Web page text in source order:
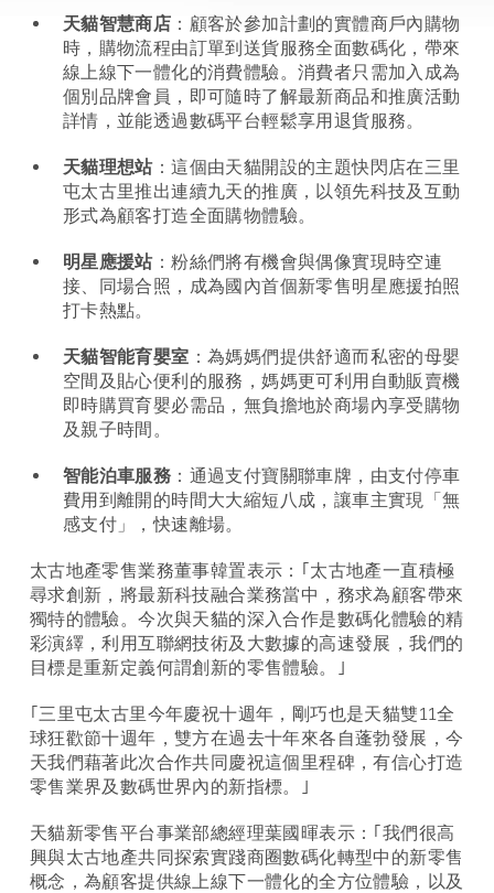
天貓智慧商店 ：顧客於參加計劃的實體商戶內購物
時，購物流程由訂單到送貨服務全面數碼化，帶來
線上線下一體化的消費體驗。消費者只需加入成為
個別品牌會員，即可隨時了解最新商品和推廣活動
詳情，並能透過數碼平台輕鬆享用退貨服務。
天貓理想站：這個由天貓開設的主題快閃店在三里
屯太古里推出連續九天的推廣，以領先科技及互動
形式為顧客打造全面購物體驗。
明星應援站：粉絲們將有機會與偶像實現時空連
接、同場合照，成為國內首個新零售明星應援拍照
打卡熱點。
天貓智能育嬰室 ：為媽媽們提供舒適而私密的母嬰
空間及貼心便利的服務，媽媽更可利用自動販賣機
即時購買育嬰必需品，無負擔地於商場內享受購物
及親子時間。
智能泊車服務 ：通過支付寶關聯車牌，由支付停車
費用到離開的時間大大縮短八成，讓車主實現「無
感支付」，快速離場。
太古地產零售業務董事韓置表示：｢太古地產一直積極
尋求創新，將最新科技融合業務當中，務求為顧客帶來
獨特的體驗。今次與天貓的深入合作是數碼化體驗的精
彩演繹，利用互聯網技術及大數據的高速發展，我們的
目標是重新定義何謂創新的零售體驗。｣
｢三里屯太古里今年慶祝十週年，剛巧也是天貓雙11全
球狂歡節十週年，雙方在過去十年來各自蓬勃發展，今
天我們藉著此次合作共同慶祝這個里程碑，有信心打造
零售業界及數碼世界內的新指標。｣
天貓新零售平台事業部總經理葉國暉表示：｢我們很高
興與太古地產共同探索實踐商圈數碼化轉型中的新零售
概念，為顧客提供線上線下一體化的全方位體驗，以及